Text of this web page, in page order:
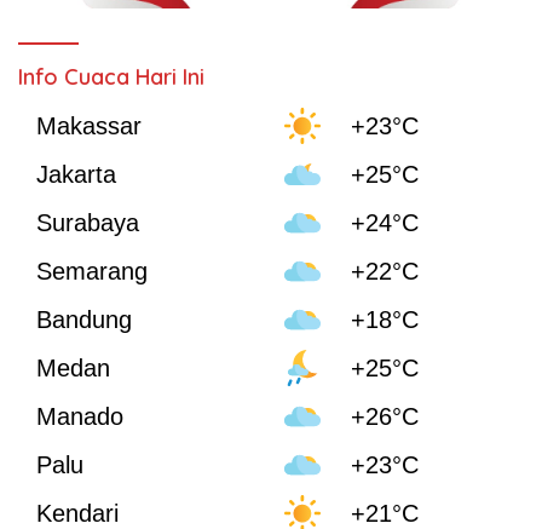
Info Cuaca Hari Ini
Makassar
+23°C
Jakarta
+25°C
Surabaya
+24°C
Semarang
+22°C
Bandung
+18°C
Medan
+25°C
Manado
+26°C
Palu
+23°C
Kendari
+21°C